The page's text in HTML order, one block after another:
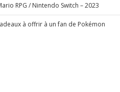
RPG / Nintendo Switch – 2023
à offrir à un fan de Pokémon